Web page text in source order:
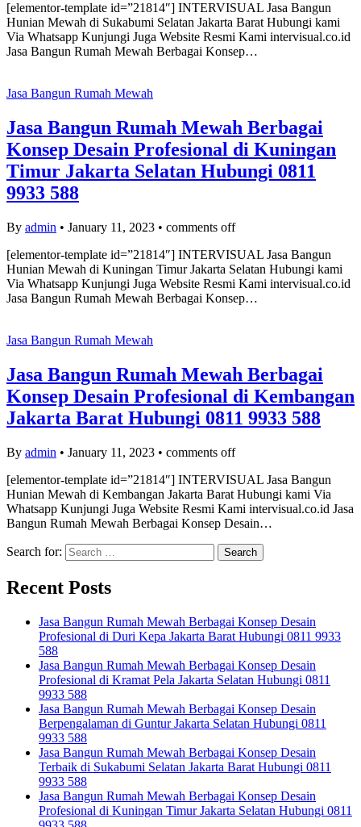
[elementor-template id=”21814″] INTERVISUAL Jasa Bangun
Hunian Mewah di Sukabumi Selatan Jakarta Barat Hubungi kami
Via Whatsapp Kunjungi Juga Website Resmi Kami intervisual.co.id
Jasa Bangun Rumah Mewah Berbagai Konsep…
Jasa Bangun Rumah Mewah
Jasa Bangun Rumah Mewah Berbagai
Konsep Desain Profesional di Kuningan
Timur Jakarta Selatan Hubungi 0811
9933 588
By admin • January 11, 2023 • comments off
[elementor-template id=”21814″] INTERVISUAL Jasa Bangun
Hunian Mewah di Kuningan Timur Jakarta Selatan Hubungi kami
Via Whatsapp Kunjungi Juga Website Resmi Kami intervisual.co.id
Jasa Bangun Rumah Mewah Berbagai Konsep…
Jasa Bangun Rumah Mewah
Jasa Bangun Rumah Mewah Berbagai
Konsep Desain Profesional di Kembangan
Jakarta Barat Hubungi 0811 9933 588
By admin • January 11, 2023 • comments off
[elementor-template id=”21814″] INTERVISUAL Jasa Bangun
Hunian Mewah di Kembangan Jakarta Barat Hubungi kami Via
Whatsapp Kunjungi Juga Website Resmi Kami intervisual.co.id Jasa
Bangun Rumah Mewah Berbagai Konsep Desain…
Search for:
Recent Posts
Jasa Bangun Rumah Mewah Berbagai Konsep Desain
Profesional di Duri Kepa Jakarta Barat Hubungi 0811 9933
588
Jasa Bangun Rumah Mewah Berbagai Konsep Desain
Profesional di Kramat Pela Jakarta Selatan Hubungi 0811
9933 588
Jasa Bangun Rumah Mewah Berbagai Konsep Desain
Berpengalaman di Guntur Jakarta Selatan Hubungi 0811
9933 588
Jasa Bangun Rumah Mewah Berbagai Konsep Desain
Terbaik di Sukabumi Selatan Jakarta Barat Hubungi 0811
9933 588
Jasa Bangun Rumah Mewah Berbagai Konsep Desain
Profesional di Kuningan Timur Jakarta Selatan Hubungi 0811